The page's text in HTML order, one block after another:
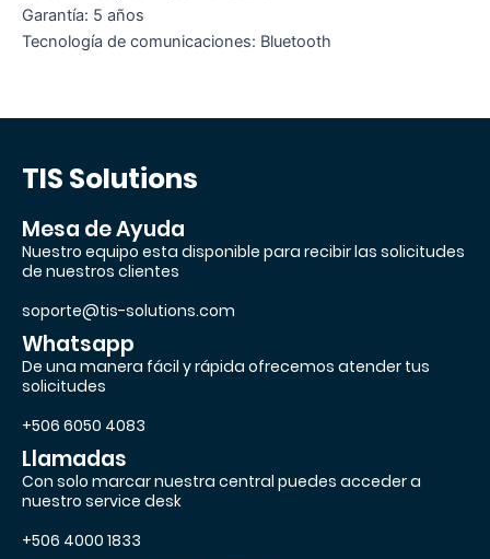
Garantía: 5 años
Tecnología de comunicaciones: Bluetooth
TIS Solutions
Mesa de Ayuda
Nuestro equipo esta disponible para recibir las solicitudes
de nuestros clientes
soporte@tis-solutions.com
Whatsapp
De una manera fácil y rápida ofrecemos atender tus
solicitudes
+506 6050 4083
Llamadas
Con solo marcar nuestra central puedes acceder a
nuestro service desk
+506 4000 1833